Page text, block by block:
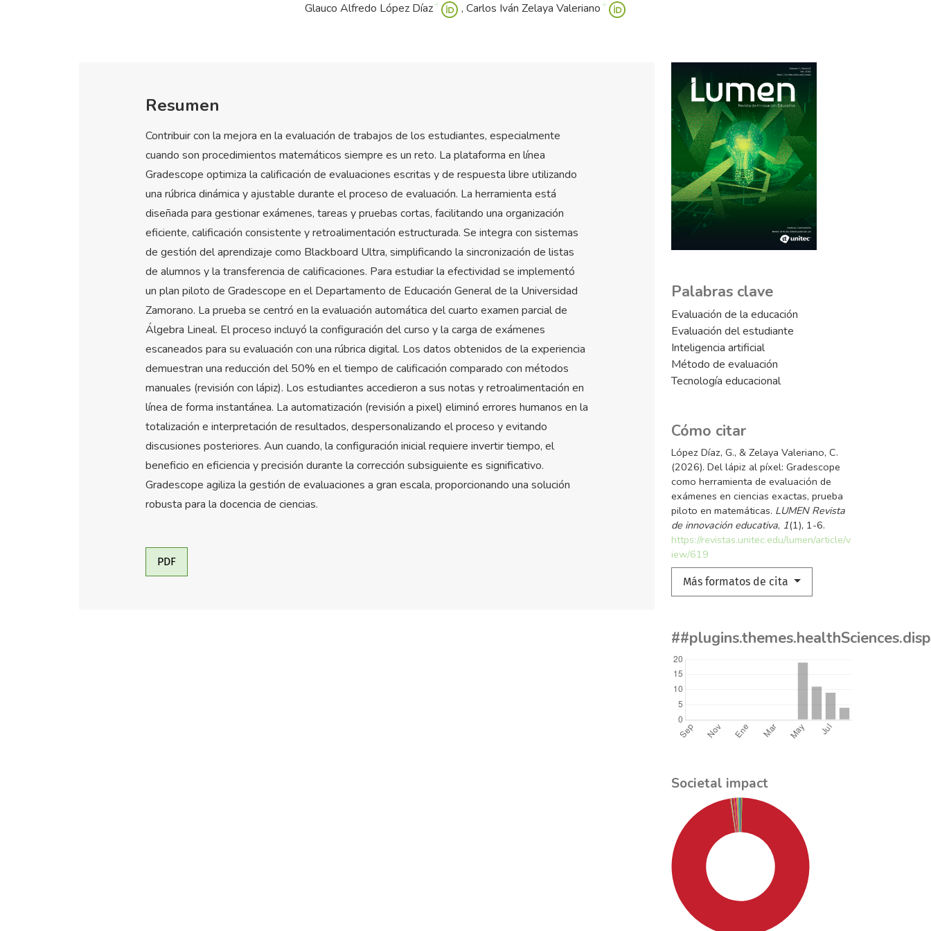
Glauco Alfredo López Díaz + Carlos Iván Zelaya Valeriano +
Palabras clave
Evaluación de la educación
Evaluación del estudiante
Inteligencia artificial
Método de evaluación
Tecnología educacional
Cómo citar
López Díaz, G., & Zelaya Valeriano, C.
(2026). Del lápiz al píxel: Gradescope
como herramienta de evaluación de
exámenes en ciencias exactas, prueba
piloto en matemáticas. LUMEN Revista
de innovación educativa, 1(1), 1-6.
https://revistas.unitec.edu/lumen/article/v
iew/619
Más formatos de cita
Societal impact
Resumen
Contribuir con la mejora en la evaluación de trabajos de los estudiantes, especialmente
cuando son procedimientos matemáticos siempre es un reto. La plataforma en línea
Gradescope optimiza la calificación de evaluaciones escritas y de respuesta libre utilizando
una rúbrica dinámica y ajustable durante el proceso de evaluación. La herramienta está
diseñada para gestionar exámenes, tareas y pruebas cortas, facilitando una organización
eficiente, calificación consistente y retroalimentación estructurada. Se integra con sistemas
de gestión del aprendizaje como Blackboard Ultra, simplificando la sincronización de listas
de alumnos y la transferencia de calificaciones. Para estudiar la efectividad se implementó
un plan piloto de Gradescope en el Departamento de Educación General de la Universidad
Zamorano. La prueba se centró en la evaluación automática del cuarto examen parcial de
Álgebra Lineal. El proceso incluyó la configuración del curso y la carga de exámenes
escaneados para su evaluación con una rúbrica digital. Los datos obtenidos de la experiencia
demuestran una reducción del 50% en el tiempo de calificación comparado con métodos
manuales (revisión con lápiz). Los estudiantes accedieron a sus notas y retroalimentación en
línea de forma instantánea. La automatización (revisión a pixel) eliminó errores humanos en la
totalización e interpretación de resultados, despersonalizando el proceso y evitando
discusiones posteriores. Aun cuando, la configuración inicial requiere invertir tiempo, el
beneficio en eficiencia y precisión durante la corrección subsiguiente es significativo.
Gradescope agiliza la gestión de evaluaciones a gran escala, proporcionando una solución
robusta para la docencia de ciencias.
PDF